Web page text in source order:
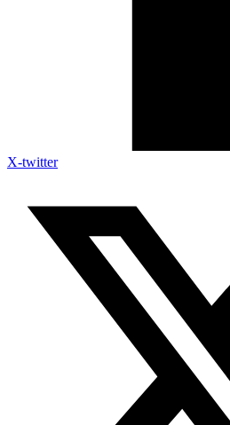
X-twitter